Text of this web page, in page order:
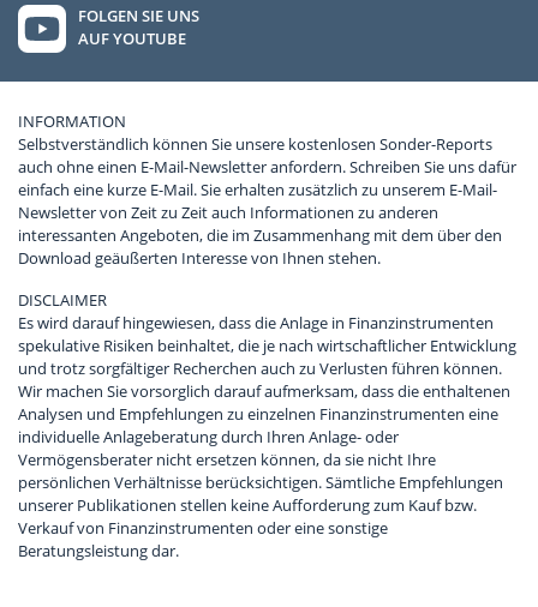
FOLGEN SIE UNS
AUF YOUTUBE
INFORMATION
Selbstverständlich können Sie unsere kostenlosen Sonder-Reports
auch ohne einen E-Mail-Newsletter anfordern. Schreiben Sie uns dafür
einfach eine kurze E-Mail. Sie erhalten zusätzlich zu unserem E-Mail-
Newsletter von Zeit zu Zeit auch Informationen zu anderen
interessanten Angeboten, die im Zusammenhang mit dem über den
Download geäußerten Interesse von Ihnen stehen.
DISCLAIMER
Es wird darauf hingewiesen, dass die Anlage in Finanzinstrumenten
spekulative Risiken beinhaltet, die je nach wirtschaftlicher Entwicklung
und trotz sorgfältiger Recherchen auch zu Verlusten führen können.
Wir machen Sie vorsorglich darauf aufmerksam, dass die enthaltenen
Analysen und Empfehlungen zu einzelnen Finanzinstrumenten eine
individuelle Anlageberatung durch Ihren Anlage- oder
Vermögensberater nicht ersetzen können, da sie nicht Ihre
persönlichen Verhältnisse berücksichtigen. Sämtliche Empfehlungen
unserer Publikationen stellen keine Aufforderung zum Kauf bzw.
Verkauf von Finanzinstrumenten oder eine sonstige
Beratungsleistung dar.